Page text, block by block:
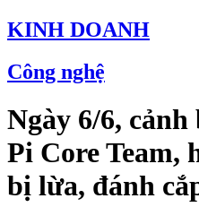
KINH DOANH
Công nghệ
Ngày 6/6,
Pi Core Team,
bị lừa, đánh